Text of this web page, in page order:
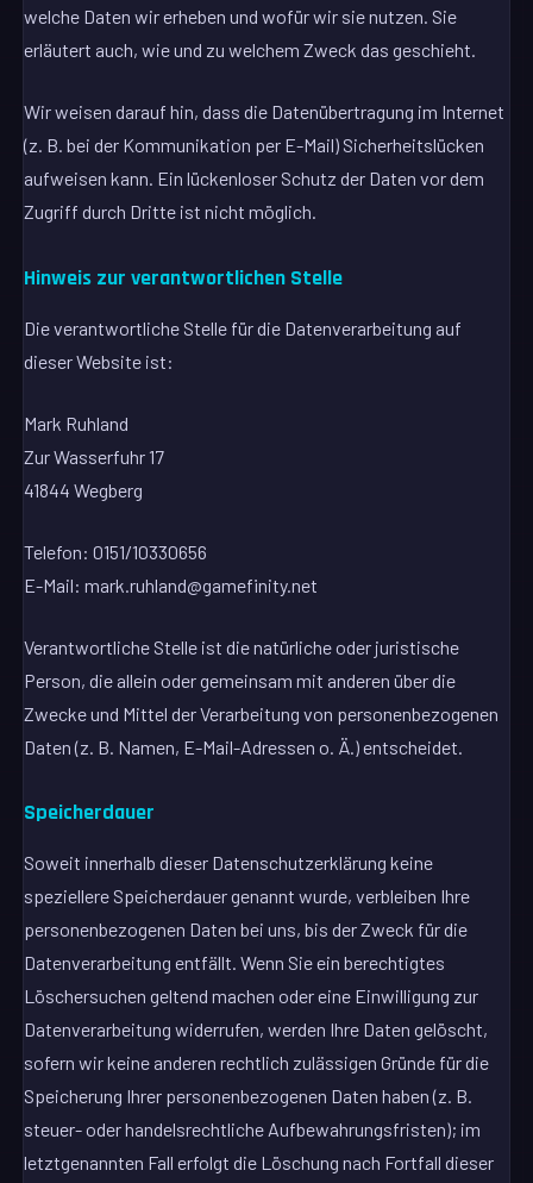
welche Daten wir erheben und wofür wir sie nutzen. Sie
erläutert auch, wie und zu welchem Zweck das geschieht.
Wir weisen darauf hin, dass die Datenübertragung im Internet
(z. B. bei der Kommunikation per E-Mail) Sicherheitslücken
aufweisen kann. Ein lückenloser Schutz der Daten vor dem
Zugriff durch Dritte ist nicht möglich.
Hinweis zur verantwortlichen Stelle
Die verantwortliche Stelle für die Datenverarbeitung auf
dieser Website ist:
Mark Ruhland
Zur Wasserfuhr 17
41844 Wegberg
Telefon: 0151/10330656
E-Mail: mark.ruhland@gamefinity.net
Verantwortliche Stelle ist die natürliche oder juristische
Person, die allein oder gemeinsam mit anderen über die
Zwecke und Mittel der Verarbeitung von personenbezogenen
Daten (z. B. Namen, E-Mail-Adressen o. Ä.) entscheidet.
Speicherdauer
Soweit innerhalb dieser Datenschutzerklärung keine
speziellere Speicherdauer genannt wurde, verbleiben Ihre
personenbezogenen Daten bei uns, bis der Zweck für die
Datenverarbeitung entfällt. Wenn Sie ein berechtigtes
Löschersuchen geltend machen oder eine Einwilligung zur
Datenverarbeitung widerrufen, werden Ihre Daten gelöscht,
sofern wir keine anderen rechtlich zulässigen Gründe für die
Speicherung Ihrer personenbezogenen Daten haben (z. B.
steuer- oder handelsrechtliche Aufbewahrungsfristen); im
letztgenannten Fall erfolgt die Löschung nach Fortfall dieser